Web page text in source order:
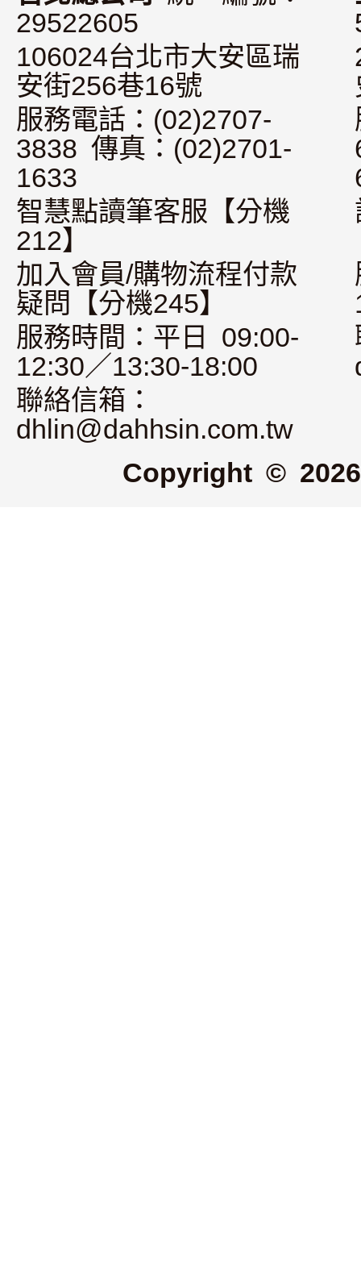
29522605
106024台北市大安區瑞
安街256巷16號
服務電話：(02)2707-
3838 傳真：(02)2701-
1633
智慧點讀筆客服【分機
212】
加入會員/購物流程付款
疑問【分機245】
服務時間：平日 09:00-
12:30／13:30-18:00
聯絡信箱：
dhlin@dahhsin.com.tw
Copyright ©